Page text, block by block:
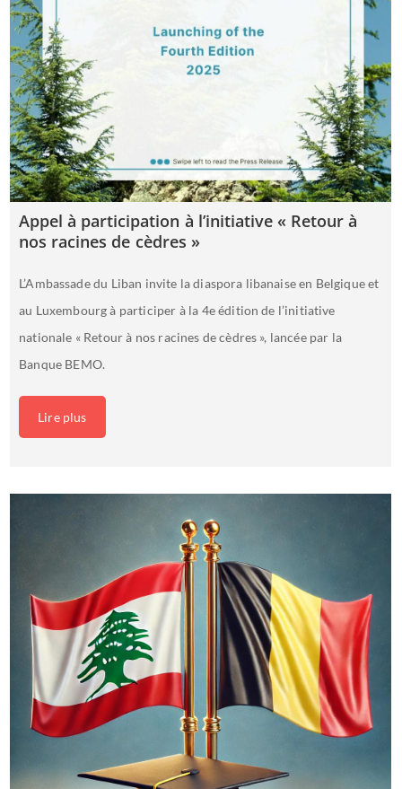
Appel à participation à l’initiative « Retour à
nos racines de cèdres »
L’Ambassade du Liban invite la diaspora libanaise en Belgique et
au Luxembourg à participer à la 4e édition de l’initiative
nationale « Retour à nos racines de cèdres », lancée par la
Banque BEMO.
Lire plus